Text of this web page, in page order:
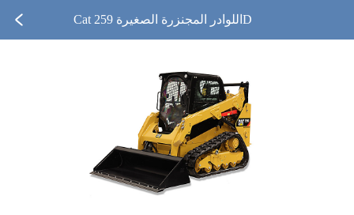
Cat اللوادر المجنزرة الصغيرة 259D